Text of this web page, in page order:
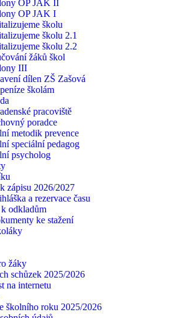
OP JAK II
OP JAK I
školu
školu 2.1
školu 2.2
žáků škol
III
dílen ZŠ Zašová
školám
pracoviště
poradce
metodik prevence
speciální pedagog
psycholog
zápisu 2026/2027
a rezervace času
odkladům
ke stažení
žáky
schůzek 2025/2026
na internetu
školního roku 2025/2026